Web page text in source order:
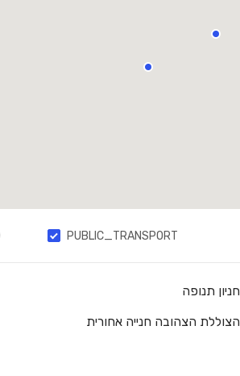
PUBLIC_TRANSPORT
חניון תנופה
הצוללת הצהובה חנייה אחורית